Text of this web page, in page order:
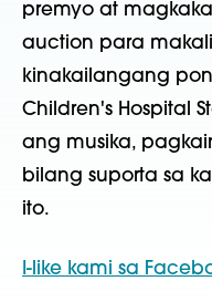
premyo at
auction para
kinakailangang
Children's Hospital
ang musika,
bilang suporta sa
ito.
I-like kami sa